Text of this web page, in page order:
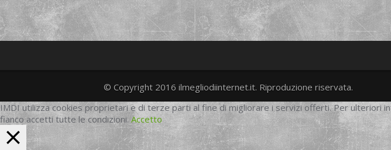
twittergoogleplus
facebook
© Copyright 2016 ilmegliodiinternet.it. Riproduzione riservata.
IMDI utilizza cookies proprietari e di terze parti al fine di migliorare i servizi offerti. Per ulteriori
fianco accetti tutte le condizioni. Accetto